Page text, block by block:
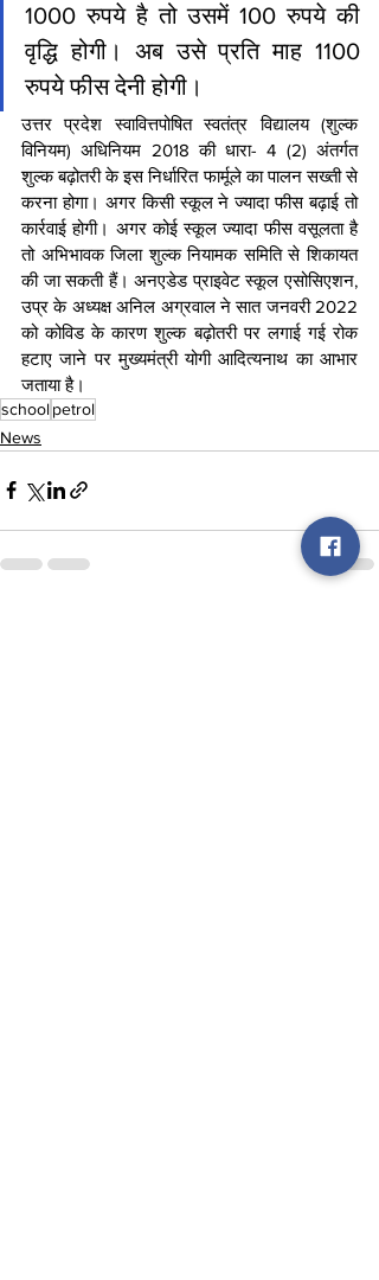
1000 रुपये है तो उसमें 100 रुपये की
वृद्धि होगी। अब उसे प्रति माह 1100
रुपये फीस देनी होगी।
उत्तर प्रदेश स्वावित्तपोषित स्वतंत्र विद्यालय (शुल्क
विनियम) अधिनियम 2018 की धारा- 4 (2) अंतर्गत
शुल्क बढ़ोतरी के इस निर्धारित फार्मूले का पालन सख्ती से
करना होगा। अगर किसी स्कूल ने ज्यादा फीस बढ़ाई तो
कार्रवाई होगी। अगर कोई स्कूल ज्यादा फीस वसूलता है
तो अभिभावक जिला शुल्क नियामक समिति से शिकायत
की जा सकती हैं। अनएडेड प्राइवेट स्कूल एसोसिएशन,
उप्र के अध्यक्ष अनिल अग्रवाल ने सात जनवरी 2022
को कोविड के कारण शुल्क बढ़ोतरी पर लगाई गई रोक
हटाए जाने पर मुख्यमंत्री योगी आदित्यनाथ का आभार
जताया है।
schoolpetrol
News